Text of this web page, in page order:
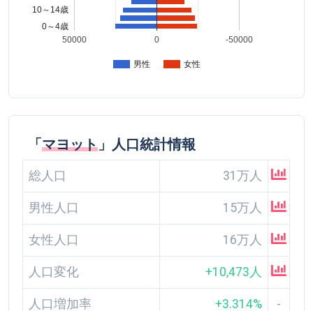
男性 女性
50000 0 -50000
0～4歳
10～14歳
「マヨット」人口統計情報
総人口 31万人
男性人口 15万人
女性人口 16万人
人口変化 +10,473人
人口増加率 +3.314% -